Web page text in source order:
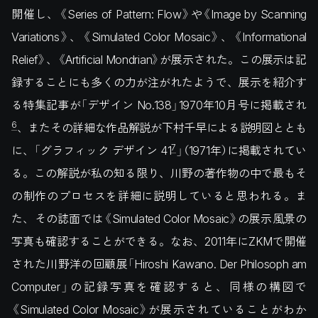
開催し、《Series of Pattern: Flow》や《Image by Scanning
Variations》、《Simulated Color Mosaic》、《Informational
Relief》、《Artificial Mondrian》が展示された。この展示は記
録することにも多くの力が注がれたようで、展示を紹介す
る特集記事が「デザイン No.138」1970年10月号に掲載され
6、またその詳細な作品解説が下村千早による説明図ととも
に、「グラフィック デザイン 417 」（1971年）に掲載されてい
る。この解説が私の知る限り、川野の著作物の中で最もそ
の制作のプロセスを詳細に説明していると思われる。ま
た、その誌面では《Simulated Color Mosaic》の展示風景の
写真も確認することができる。なお、2011年にZKMで開催
された川野洋の回顧展「Hiroshi Kawano. Der Philosoph am
Computer」の記録写真を確認すると、同様の構図で
《Simulated Color Mosaic》が展示されていることがわか